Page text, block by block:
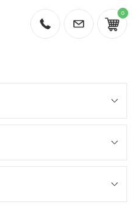
0